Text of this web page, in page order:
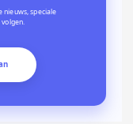
nieuws, speciale